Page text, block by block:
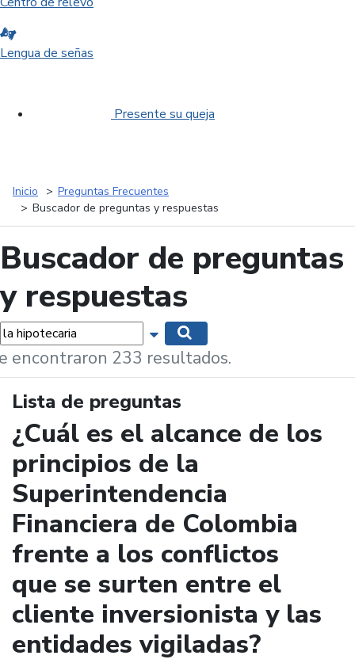
Lengua de señas
Presente su queja
Inicio
Preguntas Frecuentes
Buscador de preguntas y respuestas
Buscador de preguntas
y respuestas
Mostrar opciones de búsqueda
encontraron 233 resultados.
Lista de preguntas
¿Cuál es el alcance de los
principios de la
Superintendencia
Financiera de Colombia
frente a los conflictos
que se surten entre el
cliente inversionista y las
entidades vigiladas?